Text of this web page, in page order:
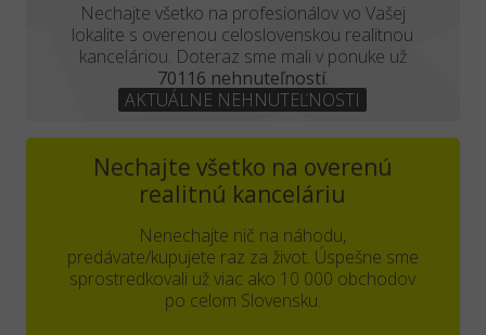
Nechajte všetko na profesionálov vo Vašej
lokalite s overenou celoslovenskou realitnou
kanceláriou. Doteraz sme mali v ponuke už
70116 nehnuteľností.
AKTUÁLNE NEHNUTEĽNOSTI
Nechajte všetko na overenú
realitnú kanceláriu
Nenechajte nič na náhodu,
predávate/kupujete raz za život. Úspešne sme
sprostredkovali už viac ako 10 000 obchodov
po celom Slovensku.